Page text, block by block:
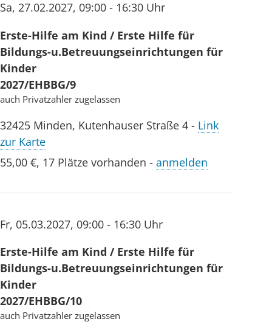
Sa, 27.02.2027, 09:00 - 16:30 Uhr
Erste-Hilfe am Kind / Erste Hilfe für
Bildungs-u.Betreuungseinrichtungen für
Kinder
2027/EHBBG/9
auch Privatzahler zugelassen
32425 Minden, Kutenhauser Straße 4 - Link
zur Karte
55,00 €, 17 Plätze vorhanden - anmelden
Fr, 05.03.2027, 09:00 - 16:30 Uhr
Erste-Hilfe am Kind / Erste Hilfe für
Bildungs-u.Betreuungseinrichtungen für
Kinder
2027/EHBBG/10
auch Privatzahler zugelassen